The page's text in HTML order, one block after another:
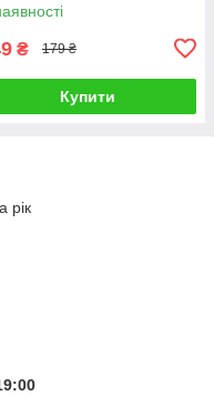
₴ 179 ₴
Купити
рік